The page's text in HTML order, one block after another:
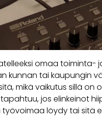
omaa toiminta-
kunnan tai kaupungin
mikä vaikutus sillä on
jos elinkeinot
löydy tai sitä